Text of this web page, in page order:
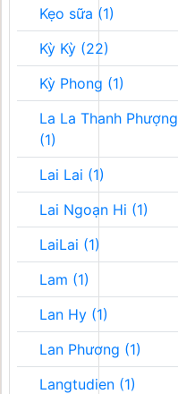
Kẹo sữa (1)
Kỳ Kỳ (22)
Kỳ Phong (1)
La La Thanh Phượng
(1)
Lai Lai (1)
Lai Ngoạn Hi (1)
LaiLai (1)
Lam (1)
Lan Hy (1)
Lan Phương (1)
Langtudien (1)